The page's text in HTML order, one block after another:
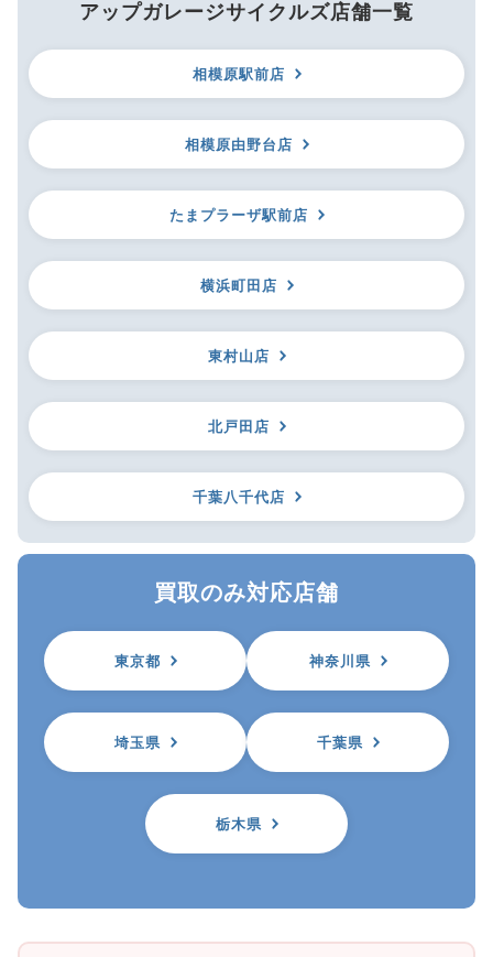
アップガレージサイクルズ店舗一覧
相模原駅前店
相模原由野台店
たまプラーザ駅前店
横浜町田店
東村山店
北戸田店
千葉八千代店
買取のみ対応店舗
東京都 神奈川県
埼玉県 千葉県
栃木県